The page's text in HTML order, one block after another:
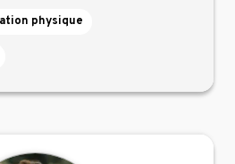
physique